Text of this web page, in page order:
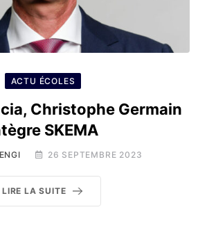
ACTU ÉCOLES
Christophe Germain
SKEMA
26 SEPTEMBRE 2023
LIRE LA SUITE